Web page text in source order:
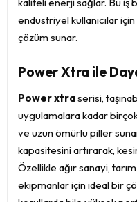
endüstriyel kullanıcılar
çözüm sunar.
Power Xtra ile
Power xtraserisi,
uygulamalara kadar birçok
ve uzun ömürlü piller
kapasitesini artırarak,
Özellikle ağır sanayi,
ekipmanlar için ideal bir